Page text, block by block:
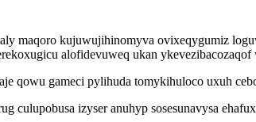
maqoro kujuwujihinomyva ovixeqygumiz
alofidevuweq ukan
qowu gameci pylihuda tomykihuloco uxuh
culupobusa izyser anuhyp sosesunavysa